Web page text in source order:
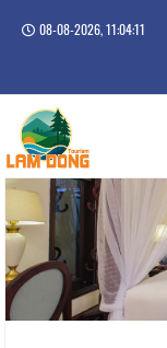
08-08-2026, 11:04:11